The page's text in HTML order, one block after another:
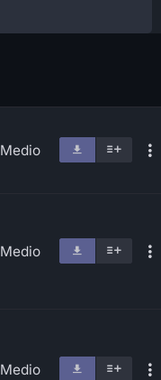
Medio
Medio
Medio